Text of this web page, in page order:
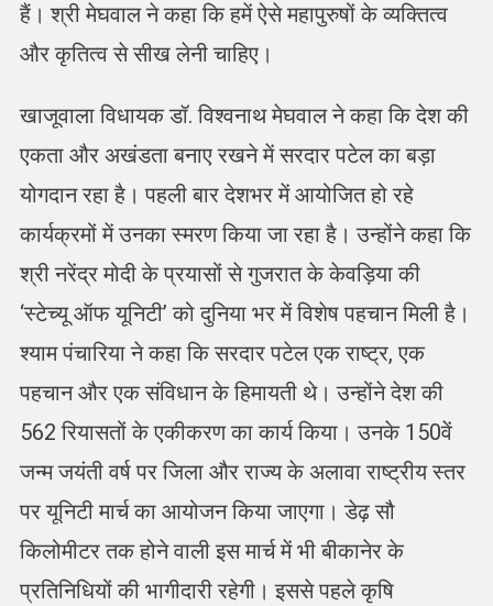
हैं। श्री मेघवाल ने कहा कि हमें ऐसे महापुरुषों के व्यक्तित्व
और कृतित्व से सीख लेनी चाहिए।
खाजूवाला विधायक डॉ. विश्वनाथ मेघवाल ने कहा कि देश की
एकता और अखंडता बनाए रखने में सरदार पटेल का बड़ा
योगदान रहा है। पहली बार देशभर में आयोजित हो रहे
कार्यक्रमों में उनका स्मरण किया जा रहा है। उन्होंने कहा कि
श्री नरेंद्र मोदी के प्रयासों से गुजरात के केवड़िया की
‘स्टेच्यू ऑफ यूनिटी’ को दुनिया भर में विशेष पहचान मिली है।
श्याम पंचारिया ने कहा कि सरदार पटेल एक राष्ट्र, एक
पहचान और एक संविधान के हिमायती थे। उन्होंने देश की
562 रियासतों के एकीकरण का कार्य किया। उनके 150वें
जन्म जयंती वर्ष पर जिला और राज्य के अलावा राष्ट्रीय स्तर
पर यूनिटी मार्च का आयोजन किया जाएगा। डेढ़ सौ
किलोमीटर तक होने वाली इस मार्च में भी बीकानेर के
प्रतिनिधियों की भागीदारी रहेगी। इससे पहले कृषि